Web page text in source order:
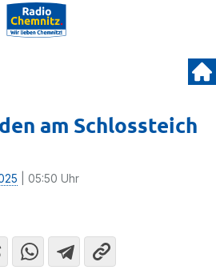
am Schlossteich
| 05:50 Uhr